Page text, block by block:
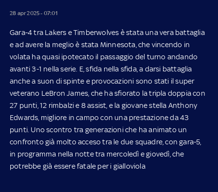
28 apr 2025 - 07:01
Gara-4 tra Lakers e Timberwolves è stata una vera battaglia
e ad avere la meglio è stata Minnesota, che vincendo in
volata ha quasi ipotecato il passaggio del turno andando
avanti 3-1 nella serie. E, sfida nella sfida, a darsi battaglia
anche a suon di spinte e provocazioni sono stati il super
veterano LeBron James, che ha sfiorato la tripla doppia con
27 punti, 12 rimbalzi e 8 assist, e la giovane stella Anthony
Edwards, migliore in campo con una prestazione da 43
punti. Uno scontro tra generazioni che ha animato un
confronto già molto acceso tra le due squadre, con gara-5,
in programma nella notte tra mercoledì e giovedì, che
potrebbe già essere fatale per i gialloviola